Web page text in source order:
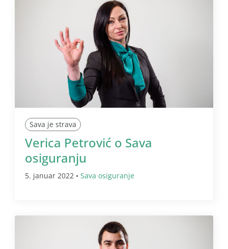
Sava je strava
Verica Petrović o Sava
osiguranju
5. januar 2022 • Sava osiguranje